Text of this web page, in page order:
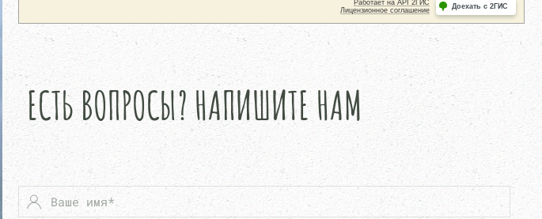
ЕСТЬ ВОПРОСЫ? НАПИШИТЕ НАМ